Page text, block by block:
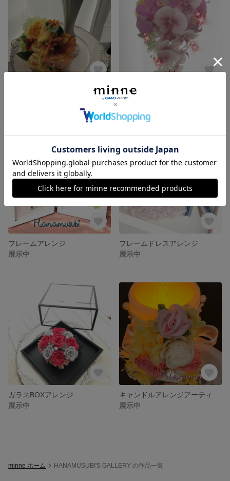
ミニブーケアレンジ 花器付き アーティフィシャル
フレームアレンジ
展示中
フレームドレスアレンジ
展示中
ガラスBOXアレンジ
展示中
展示中
minne ホーム HANAMUSUBI'S GALLERY の作品一覧